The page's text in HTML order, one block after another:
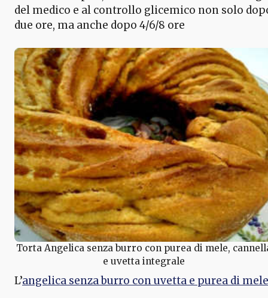
del medico e al controllo glicemico non solo
due ore, ma anche dopo 4/6/8 ore
Torta Angelica senza burro con purea di mele,
e uvetta integrale
L’angelica senza burro con uvetta e purea di mele